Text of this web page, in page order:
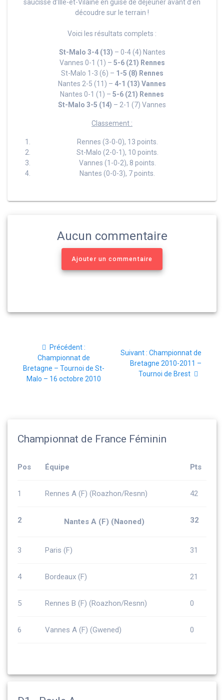
saucisse d’Ille-et-Vilaine en guise de déjeuner avant d’en
découdre sur le terrain !
Voici les résultats complets :
St-Malo 3-4 (13) – 0-4 (4) Nantes
Vannes 0-1 (1) – 5-6 (21) Rennes
St-Malo 1-3 (6) – 1-5 (8) Rennes
Nantes 2-5 (11) – 4-1 (13) Vannes
Nantes 0-1 (1) – 5-6 (21) Rennes
St-Malo 3-5 (14) – 2-1 (7) Vannes
Classement :
Rennes (3-0-0), 13 points.
St-Malo (2-0-1), 10 points.
Vannes (1-0-2), 8 points.
Nantes (0-0-3), 7 points.
Aucun commentaire
Ajouter un commentaire
l’article
Précédent :Article
précédent
:
Championnat de
Bretagne – Tournoi de St-
Malo – 16 octobre 2010
Suivant : Article
suivant
:
Championnat de
Bretagne 2010-2011 –
Tournoi de Brest
Championnat de France Féminin
Pos Équipe Pts
1 Rennes A (F) (Roazhon/Resnn) 42
2 Nantes A (F) (Naoned) 32
3 Paris (F) 31
4 Bordeaux (F) 21
5 Rennes B (F) (Roazhon/Resnn) 0
6 Vannes A (F) (Gwened) 0